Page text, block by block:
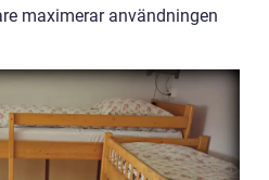
maximerar användningen